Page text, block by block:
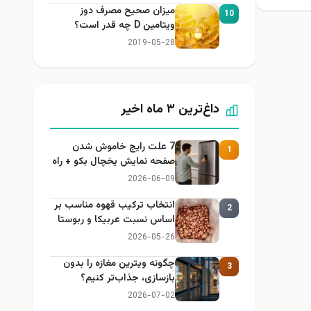
10
میزان صحیح مصرف دوز
ویتامین D چه قدر است؟
2019-05-28
داغ‌ترین ۳ ماه اخیر
1
7 علت رایج خاموش شدن
صفحه نمایش یخچال بکو + راه
حل
2026-06-09
2
انتخاب ترکیب قهوه مناسب بر
اساس نسبت عربیکا و ربوستا
2026-05-26
3
چگونه ویترین مغازه را بدون
بازسازی، جذاب‌تر کنیم؟
2026-07-02